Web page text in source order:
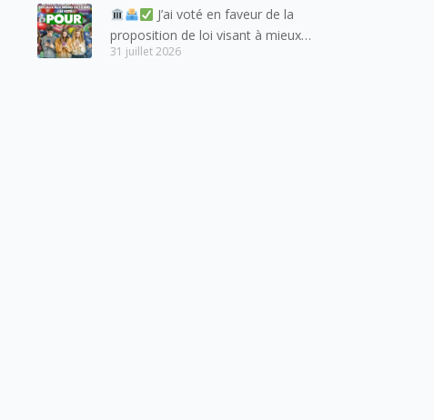
J’ai voté en faveur de la
proposition de loi visant à mieux
protéger les mineurs des risques
31 juillet 2026